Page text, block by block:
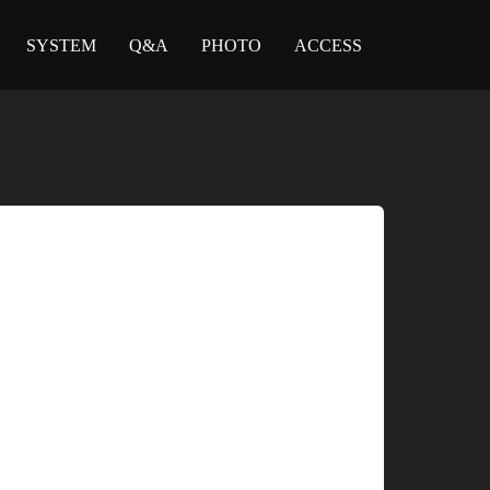
SYSTEM Q&A PHOTO ACCESS